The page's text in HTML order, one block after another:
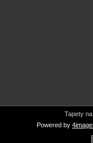
Tapety
Powered by